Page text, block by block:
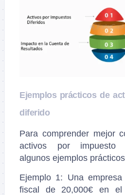
Ejemplos prácticos de
diferido
Para comprender mejor
activos por impuesto
algunos ejemplos
Ejemplo 1: Una
fiscal de 20,000€ en